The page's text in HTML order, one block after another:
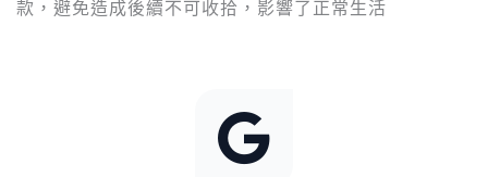
款，避免造成後續不可收拾，影響了正常生活